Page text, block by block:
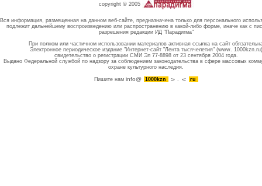
copyright © 2005
Вся информация, размещенная на данном веб-сайте, предназначена только для персонального
подлежит дальнейшему воспроизведению или распространению в какой-либо форме, иначе как с
разрешения редакции ИД "Парадигма"
При полном или частичном использовании материалов активная ссылка на сайт
Электронное периодическое издание "Интернет-сайт "Лента тысячелетия" (www. 1000kzn.ru)
свидетельство о регистрации СМИ Эл 77-8898 от 23 сентября 2004 года.
Выдано Федеральной службой по надзору за соблюдением законодательства в сфере массовых
охране культурного наследия.
Пишите намinfo@ 1000kzn . ru